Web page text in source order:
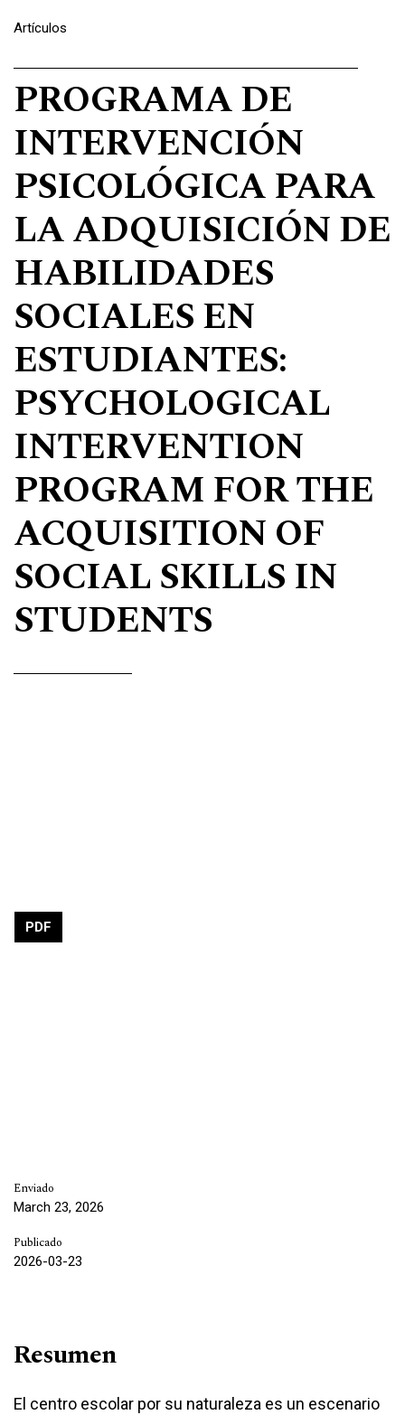
Artículos
PROGRAMA DE
INTERVENCIÓN
PSICOLÓGICA PARA
LA ADQUISICIÓN DE
HABILIDADES
SOCIALES EN
ESTUDIANTES:
PSYCHOLOGICAL
INTERVENTION
PROGRAM FOR THE
ACQUISITION OF
SOCIAL SKILLS IN
STUDENTS
PDF
Enviado
March 23, 2026
Publicado
2026-03-23
Resumen
El centro escolar por su naturaleza es un escenario